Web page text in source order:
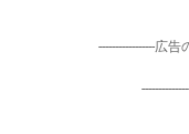
-----------------広